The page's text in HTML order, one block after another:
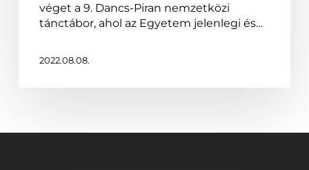
véget a 9. Dancs-Piran nemzetközi
tánctábor, ahol az Egyetem jelenlegi és…
2022.08.08.